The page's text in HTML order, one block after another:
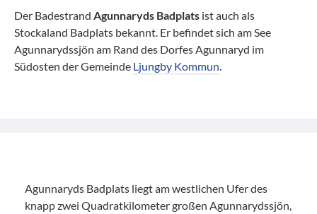
Der Badestrand Agunnaryds Badplats ist auch als
Stockaland Badplats bekannt. Er befindet sich am See
Agunnarydssjön am Rand des Dorfes Agunnaryd im
Südosten der Gemeinde Ljungby Kommun.
Agunnaryds Badplats liegt am westlichen Ufer des
knapp zwei Quadratkilometer großen Agunnarydssjön,